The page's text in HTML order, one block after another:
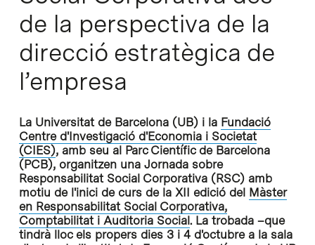
de la perspectiva de la
direcció estratègica de
l’empresa
La Universitat de Barcelona (UB) i la Fundació
Centre d'Investigació d'Economia i Societat
(CIES), amb seu al Parc Científic de Barcelona
(PCB), organitzen una Jornada sobre
Responsabilitat Social Corporativa (RSC) amb
motiu de l'inici de curs de la XII edició del Màster
en Responsabilitat Social Corporativa,
Comptabilitat i Auditoria Social. La trobada –que
tindrà lloc els propers dies 3 i 4 d'octubre a la sala